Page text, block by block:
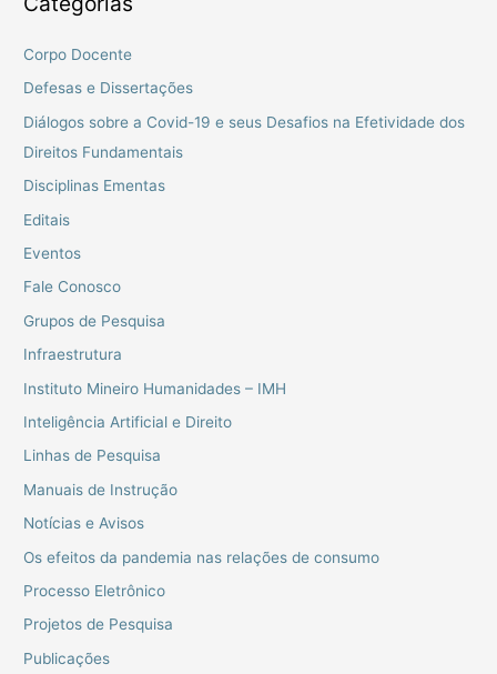
Corpo Docente
Defesas e Dissertações
Diálogos sobre a Covid-19 e seus Desafios na Efetividade dos
Direitos Fundamentais
Disciplinas Ementas
Editais
Eventos
Fale Conosco
Grupos de Pesquisa
Infraestrutura
Instituto Mineiro Humanidades – IMH
Inteligência Artificial e Direito
Linhas de Pesquisa
Manuais de Instrução
Notícias e Avisos
Os efeitos da pandemia nas relações de consumo
Processo Eletrônico
Projetos de Pesquisa
Publicações